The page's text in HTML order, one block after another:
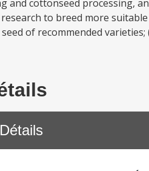
and cottonseed processing,
research to breed more
of recommended